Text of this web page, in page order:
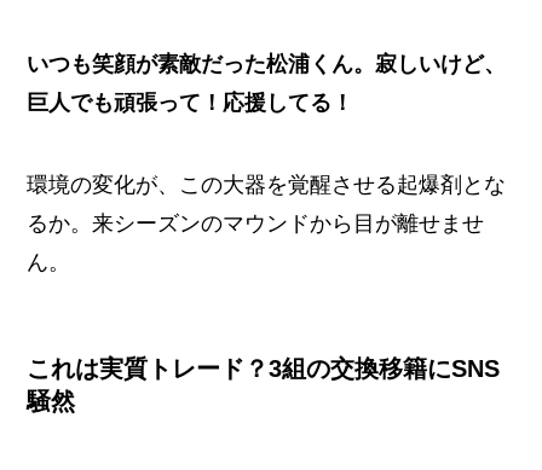
いつも笑顔が素敵だった松浦くん。寂しいけど、
巨人でも頑張って！応援してる！
環境の変化が、この大器を覚醒させる起爆剤とな
るか。来シーズンのマウンドから目が離せませ
ん。
これは実質トレード？3組の交換移籍にSNS
騒然